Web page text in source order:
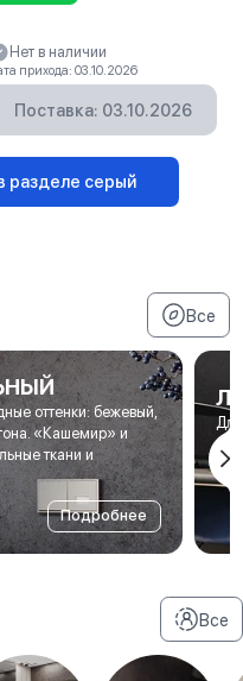
Нет в наличии
прихода: 03.10.2026
Поставка: 03.10.2026
разделе серый
Все
оттенки: бежевый,
«Кашемир» и
ткани и
Подробнее
Для
Все